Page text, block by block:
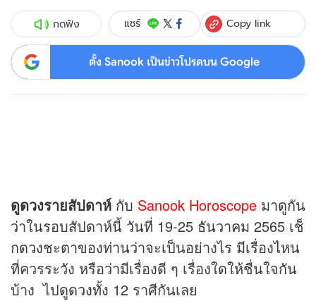
กดฟัง แชร์ Copy link
ตั้ง Sanook เป็นข่าวโปรดบน Google
ดูดวงรายสัปดาห์ กับ Sanook Horoscope มาดูกัน
ว่าในรอบสัปดาห์นี้ วันที่ 19-25 ธันวาคม 2565 เช็
กดวงชะตาของท่านว่าจะเป็นอย่างไร มีเรื่องไหน
ที่ควรระวัง หรือว่ามีเรื่องดี ๆ เรื่องใดให้ชื่นใจกัน
บ้าง ไปดูดวงทั้ง 12 ราศีกันเลย